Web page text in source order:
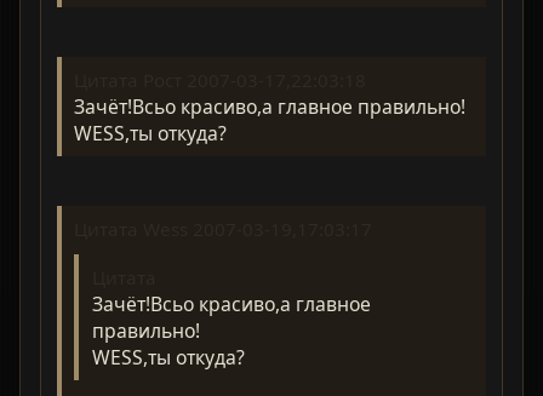
Зачёт!Всьо красиво,а главное правильно!
WESS,ты откуда?
Зачёт!Всьо красиво,а главное
правильно!
WESS,ты откуда?